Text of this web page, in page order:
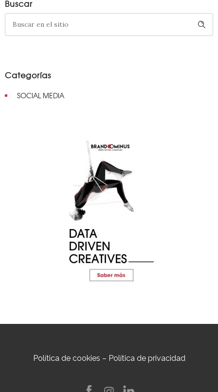
Buscar
Categorías
SOCIAL MEDIA
Política de cookies – Política de privacidad